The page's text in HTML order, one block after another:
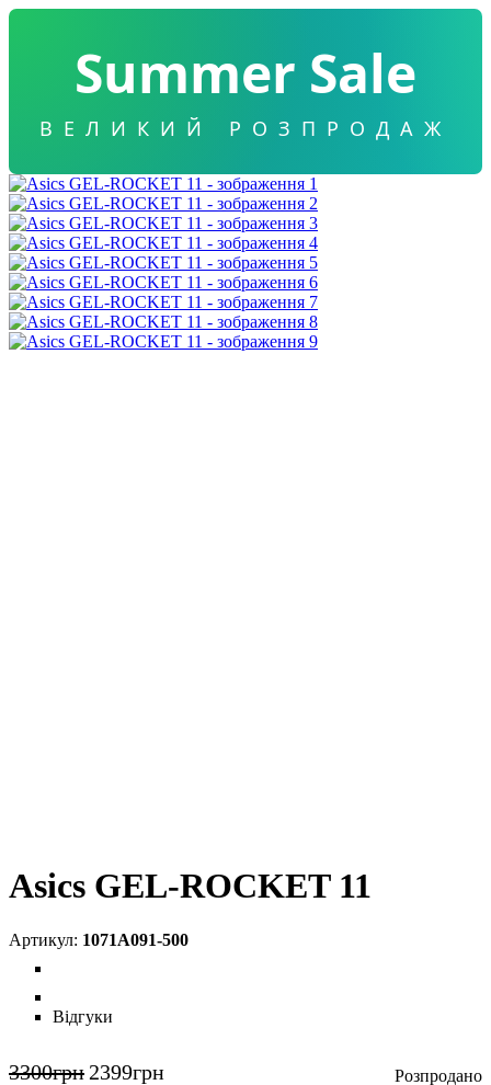
Summer Sale
ВЕЛИКИЙ РОЗПРОДАЖ
Asics GEL-ROCKET 11
1071A091-500
Відгуки
3300грн 2399грн